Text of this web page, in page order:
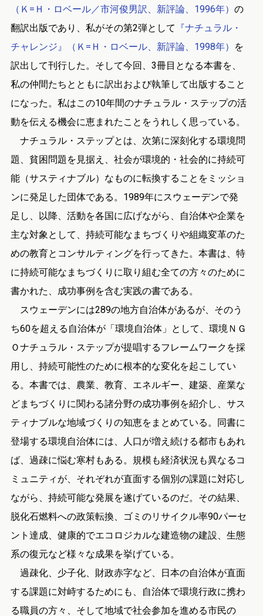
（Ｋ=Ｈ・ロベール／市河俊男訳、新評論、1996年） の
翻訳出版であり、私がその第2弾として 『ナチュラル・
チャレンジ』（Ｋ=Ｈ・ロベール、新評論、1998年）
を
訳出して刊行した。そして今回、3冊目となる本書を、
私の仲間たちとともに訳出および執筆して出版すること
になった。私はこの10年間のナチュラル・ステップの活
動を伝える機会に恵まれたことをうれしく思っている。
ナチュラル・ステップとは、次第に深刻化する環境問
題、貧困問題を見据え、社会が環境的・社会的に持続可
能（サスティナブル）なものに転換することをミッショ
ンに発足した団体である。1989年にスウェーデンで発
足し、以降、活動を各国に広げながら、自治体や企業を
主な対象として、持続可能なまちづくりや組織変革のた
めの教育とコンサルティングを行ってきた。本書は、特
に持続可能なまちづくりに取り組む全ての方々のために
書かれた、成功事例を含む実践の書である。
スウェーデンには289の地方自治体があるが、そのう
ち60を超える自治体が「環境自治体」として、環境ＮＧ
Ｏナチュラル・ステップが提唱するフレームワークを採
用し、持続可能性のために根本的な変化を起こしてい
る。本書では、農業、教育、エネルギー、建築、産業な
どまちづくりに関わる諸分野の成功事例を紹介し、サス
ティナブルな地域づくりの知恵をまとめている。同書に
登場する環境自治体には、人口が増え続ける都市もあれ
ば、過疎に悩む寒村もある。規模も経済状況も異なるコ
ミュニティが、それぞれが直面する個別の課題に対応し
ながら、持続可能な発展を遂げているのだ。その結果、
脱化石燃料への政策転換、ゴミのリサイクル率90パーセ
ント達成、健康的でエコロジカルな建造物の建設、生態
系の復元など様々な成果を挙げている。
過疎化、少子化、財政赤字など、日本の自治体が直面
する課題に対峙するためにも、自治体で環境行政に携わ
る職員の方々、そして地域で社会参加を進める市民の